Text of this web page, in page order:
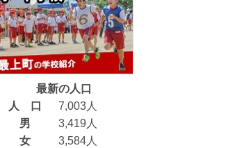
最新の人口
人 口
7,003人
男
3,419人
女
3,584人